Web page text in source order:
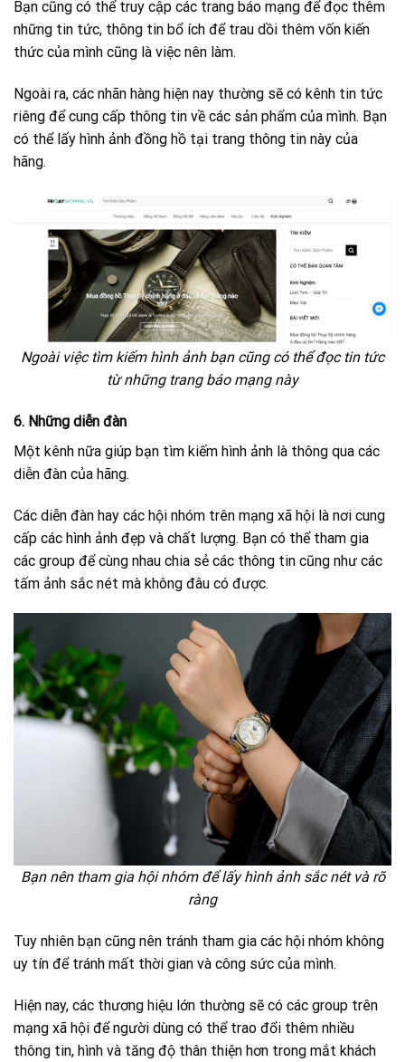
Bạn cũng có thể truy cập các trang báo mạng để đọc thêm
những tin tức, thông tin bổ ích để trau dồi thêm vốn kiến
thức của mình cũng là việc nên làm.
Ngoài ra, các nhãn hàng hiện nay thường sẽ có kênh tin tức
riêng để cung cấp thông tin về các sản phẩm của mình. Bạn
có thể lấy hình ảnh đồng hồ tại trang thông tin này của
hãng.
Ngoài việc tìm kiếm hình ảnh bạn cũng có thể đọc tin tức
từ những trang báo mạng này
6. Những diễn đàn
Một kênh nữa giúp bạn tìm kiếm hình ảnh là thông qua các
diễn đàn của hãng.
Các diễn đàn hay các hội nhóm trên mạng xã hội là nơi cung
cấp các hình ảnh đẹp và chất lượng. Bạn có thể tham gia
các group để cùng nhau chia sẻ các thông tin cũng như các
tấm ảnh sắc nét mà không đâu có được.
Bạn nên tham gia hội nhóm để lấy hình ảnh sắc nét và rõ
ràng
Tuy nhiên bạn cũng nên tránh tham gia các hội nhóm không
uy tín để tránh mất thời gian và công sức của mình.
Hiện nay, các thương hiệu lớn thường sẽ có các group trên
mạng xã hội để người dùng có thể trao đổi thêm nhiều
thông tin, hình và tăng độ thân thiện hơn trong mắt khách